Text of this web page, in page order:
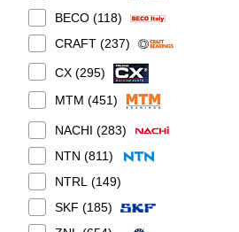
BECO (118)
CRAFT (237)
CX (295)
MTM (451)
NACHI (283)
NTN (811)
NTRL (149)
SKF (185)